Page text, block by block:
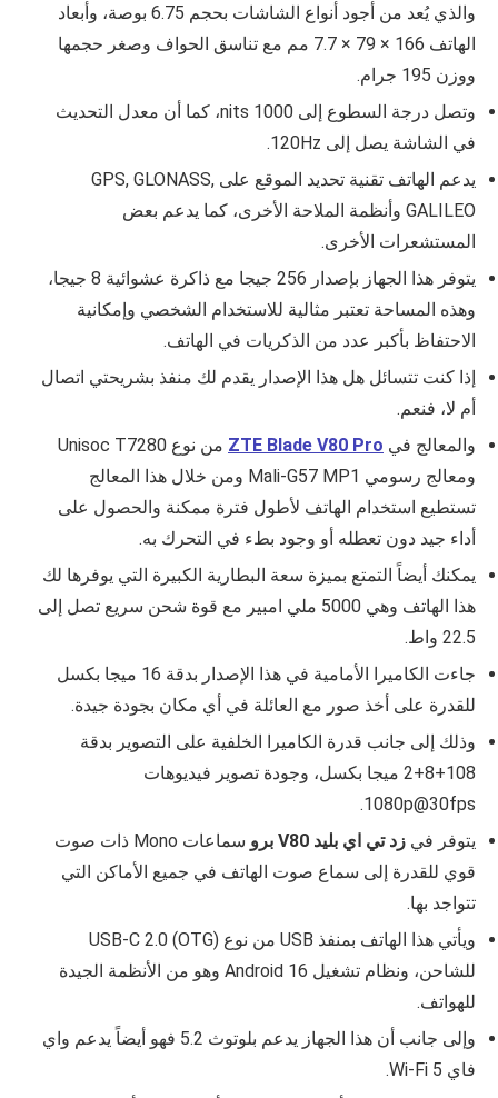
والذي يُعد من أجود أنواع الشاشات بحجم 6.75 بوصة
، وأبعاد
الهاتف 166 × 79 × 7.7 مم
مع تناسق الحواف وصغر حجمها
ووزن 195 جرام
.
وتصل درجة السطوع إلى 1000 nits
، كما أن معدل التحديث
في الشاشة يصل إلى 120Hz
.
يدعم الهاتف تقنية تحديد الموقع على GPS, GLONASS,
GALILEO وأنظمة الملاحة الأخرى، كما يدعم بعض
المستشعرات الأخرى.
يتوفر هذا الجهاز بإصدار 256 جيجا مع ذاكرة عشوائية 8 جيجا،
وهذه المساحة تعتبر مثالية للاستخدام الشخصي وإمكانية
الاحتفاظ بأكبر عدد من الذكريات في الهاتف.
إذا كنت تتسائل هل هذا الإصدار يقدم لك منفذ بشريحتي اتصال
أم لا، فنعم.
والمعالج في ZTE Blade V80 Pro من نوع Unisoc T7280
ومعالج رسومي Mali-G57 MP1 ومن خلال هذا المعالج
تستطيع استخدام الهاتف لأطول فترة ممكنة والحصول على
أداء جيد دون تعطله أو وجود بطء في التحرك به.
يمكنك أيضاً التمتع بميزة سعة البطارية الكبيرة التي يوفرها لك
هذا الهاتف وهي 5000 ملي امبير
مع قوة شحن سريع تصل إلى
22.5 واط.
جاءت الكاميرا الأمامية في هذا الإصدار بدقة 16 ميجا بكسل
للقدرة على أخذ صور مع العائلة في أي مكان بجودة جيدة.
وذلك إلى جانب قدرة الكاميرا الخلفية على التصوير بدقة
108+8+2 ميجا بكسل
، وجودة تصوير فيديوهات
1080p@30fps.
يتوفر في زد تي اي بليد V80 برو سماعات Mono ذات صوت
قوي للقدرة إلى سماع صوت الهاتف في جميع الأماكن التي
تتواجد بها.
ويأتي هذا الهاتف بمنفذ USB من نوع USB‑C 2.0 (OTG)
للشاحن، ونظام تشغيل Android 16 وهو من الأنظمة الجيدة
للهواتف.
وإلى جانب أن هذا الجهاز يدعم بلوتوث 5.2 فهو أيضاً يدعم واي
فاي Wi‑Fi 5
.